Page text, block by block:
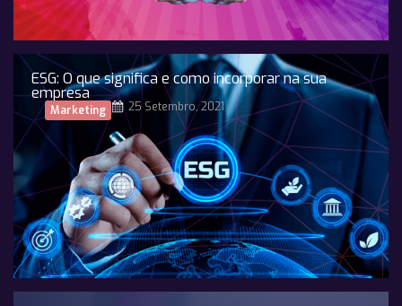
ESG: O que significa e como incorporar na sua
empresa
Marketing 25 Setembro, 2021